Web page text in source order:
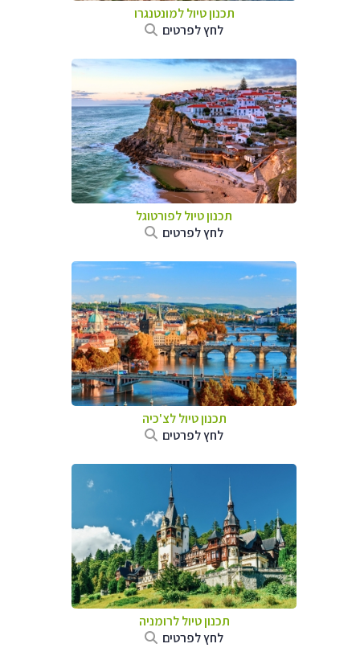
תכנון טיול למונטנגרו
לחץ לפרטים
תכנון טיול לפורטוגל
לחץ לפרטים
תכנון טיול לצ'כיה
לחץ לפרטים
תכנון טיול לרומניה
לחץ לפרטים